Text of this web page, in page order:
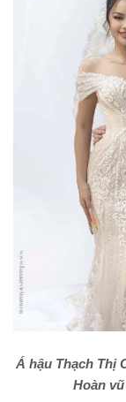
Á hậu Thạch Thị
Hoàn